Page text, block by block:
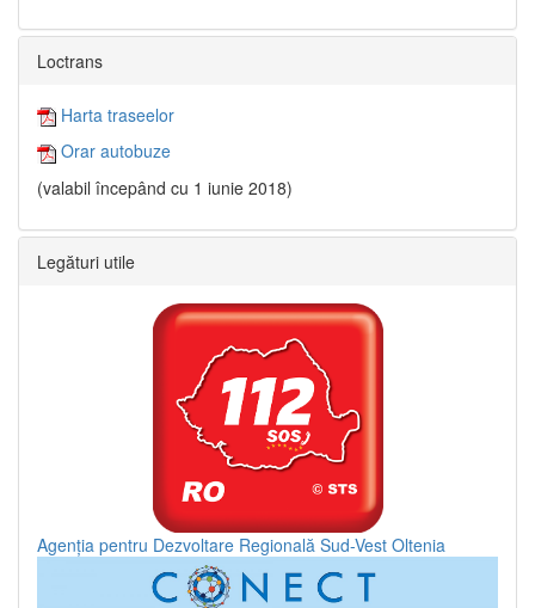
Loctrans
Harta traseelor
Orar autobuze
(valabil începând cu 1 iunie 2018)
Legături utile
Agenția pentru Dezvoltare Regională Sud-Vest Oltenia